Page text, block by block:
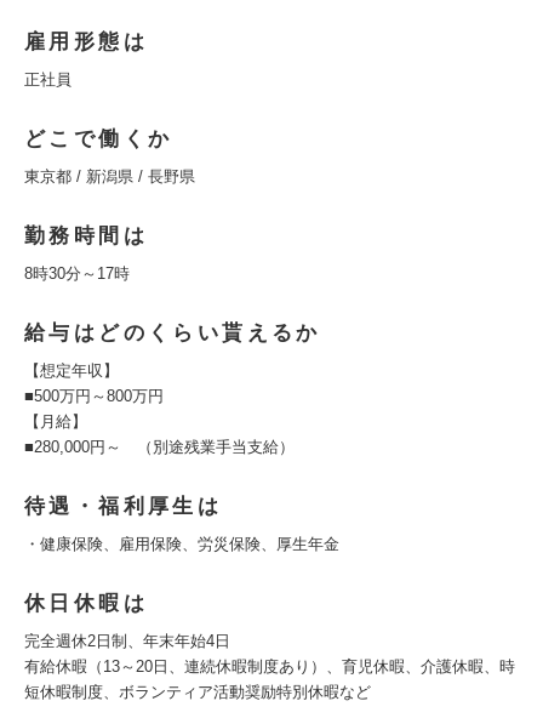
雇用形態は
正社員
どこで働くか
東京都 / 新潟県 / 長野県
勤務時間は
8時30分～17時
給与はどのくらい貰えるか
【想定年収】
■500万円～800万円
【月給】
■280,000円～ （別途残業手当支給）
待遇・福利厚生は
・健康保険、雇用保険、労災保険、厚生年金
休日休暇は
完全週休2日制、年末年始4日
有給休暇（13～20日、連続休暇制度あり）、育児休暇、介護休暇、時
短休暇制度、ボランティア活動奨励特別休暇など